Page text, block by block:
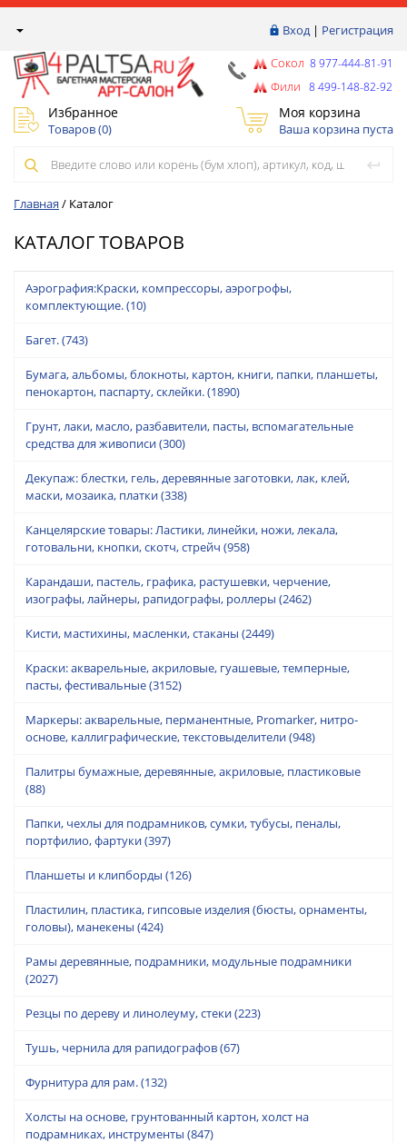
Вход| Регистрация
Сокол 8 977-444-81-91
Фили 8 499-148-82-92
Избранное
Товаров (0)
Моя корзина
Ваша корзина пуста
Главная / Каталог
КАТАЛОГ ТОВАРОВ
Аэрография:Краски, компрессоры, аэрогрофы,
комплектующие.(10)
Багет.(743)
Бумага, альбомы, блокноты, картон, книги, папки, планшеты,
пенокартон, паспарту, склейки.(1890)
Грунт, лаки, масло, разбавители, пасты, вспомагательные
средства для живописи(300)
Декупаж: блестки, гель, деревянные заготовки, лак, клей,
маски, мозаика, платки(338)
Канцелярские товары: Ластики, линейки, ножи, лекала,
готовальни, кнопки, скотч, стрейч (958)
Карандаши, пастель, графика, растушевки, черчение,
изографы, лайнеры, рапидографы, роллеры (2462)
Кисти, мастихины, масленки, стаканы (2449)
Краски: акварельные, акриловые, гуашевые, темперные,
пасты, фестивальные(3152)
Маркеры: акварельные, перманентные, Promarker, нитро-
основе, каллиграфические, текстовыделители(948)
Палитры бумажные, деревянные, акриловые, пластиковые
(88)
Папки, чехлы для подрамников, сумки, тубусы, пеналы,
портфилио, фартуки(397)
Планшеты и клипборды (126)
Пластилин, пластика, гипсовые изделия (бюсты, орнаменты,
головы), манекены (424)
Рамы деревянные, подрамники, модульные подрамники
(2027)
Резцы по дереву и линолеуму, стеки(223)
Тушь, чернила для рапидографов(67)
Фурнитура для рам.(132)
Холсты на основе, грунтованный картон, холст на
подрамниках, инструменты (847)